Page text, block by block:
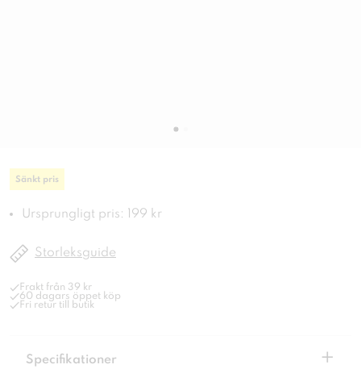
Sänkt pris
Ursprungligt pris: 199 kr
Storleksguide
Frakt från 39 kr
60 dagars öppet köp
Fri retur till butik
Specifikationer +